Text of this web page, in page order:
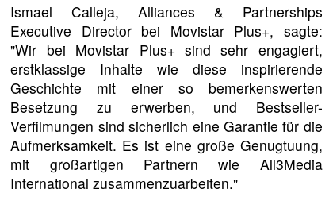
Ismael Calleja, Alliances & Partnerships
Executive Director bei Movistar Plus+, sagte:
"Wir bei Movistar Plus+ sind sehr engagiert,
erstklassige Inhalte wie diese inspirierende
Geschichte mit einer so bemerkenswerten
Besetzung zu erwerben, und Bestseller-
Verfilmungen sind sicherlich eine Garantie für die
Aufmerksamkeit. Es ist eine große Genugtuung,
mit großartigen Partnern wie All3Media
International zusammenzuarbeiten."